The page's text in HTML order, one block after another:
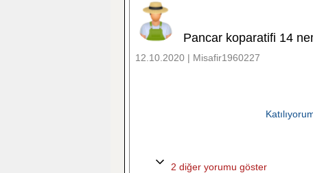
Pancar koparatifi 14
12.10.2020 | Misafir1960227
2 diğer yorumu göster